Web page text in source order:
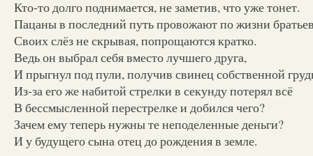
Кто-то долго поднимается, не заметив, что уже тонет.
Пацаны в последний путь провожают по жизни
Своих слёз не скрывая, попрощаются кратко.
Ведь он выбрал себя вместо лучшего друга,
И прыгнул под пули, получив свинец собственной
Из-за его же набитой стрелки в секунду потерял всё
В бессмысленной перестрелке и добился чего?
Зачем ему теперь нужны те неподеленные деньги?
И у будущего сына отец до рождения в земле.